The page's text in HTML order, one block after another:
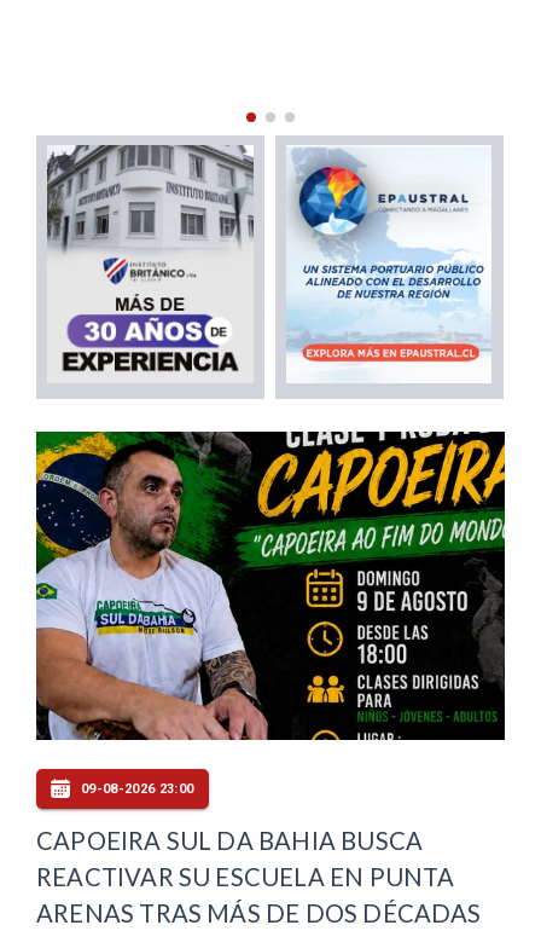
09-08-2026 23:00
CAPOEIRA SUL DA BAHIA BUSCA
REACTIVAR SU ESCUELA EN PUNTA
ARENAS TRAS MÁS DE DOS DÉCADAS